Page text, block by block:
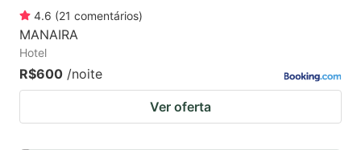
4.6 (21 comentários)
MANAIRA
Hotel
R$600 /noite
Ver oferta